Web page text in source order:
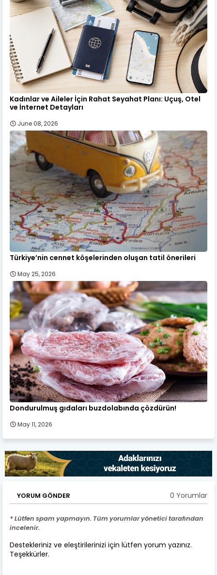
Kadınlar ve Aileler İçin Rahat Seyahat Planı: Uçuş, Otel
ve İnternet Detayları
June 08, 2026
Türkiye’nin cennet köşelerinden oluşan tatil önerileri
May 25, 2026
Dondurulmuş gıdaları buzdolabında çözdürün!
May 11, 2026
YORUM GÖNDER 0 Yorumlar
* Lütfen spam yapmayın. Tüm yorumlar yönetici tarafından
incelenir.
Destekleriniz ve eleştirilerinizi için lütfen yorum yazınız.
Teşekkürler.